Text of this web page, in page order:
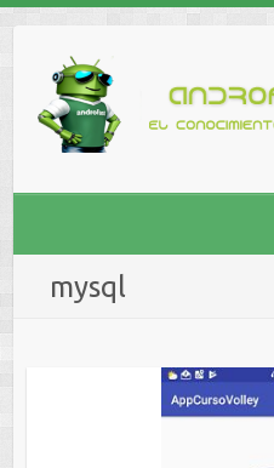
mysql